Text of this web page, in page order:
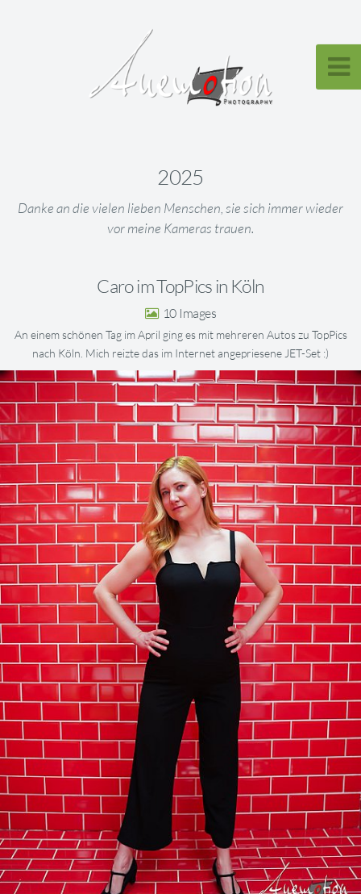
2025
Danke an die vielen lieben Menschen, sie sich immer wieder
vor meine Kameras trauen.
Caro im TopPics in Köln
10
An einem schönen Tag im April ging es mit mehreren Autos zu TopPics
nach Köln. Mich reizte das im Internet angepriesene JET-Set :)